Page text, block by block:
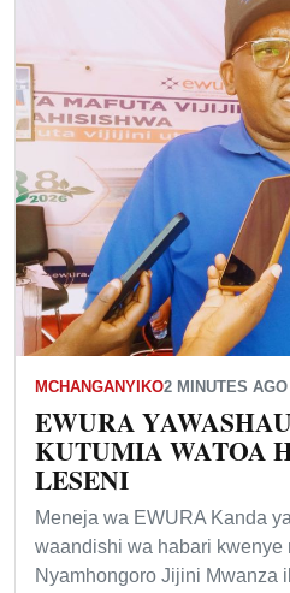
MCHANGANYIKO2 MINUTES AGO
EWURA
KUTUMIA WATOA
LESENI
Meneja wa EWURA Kanda
waandishi wa habari kwenye
Nyamhongoro Jijini Mwanza